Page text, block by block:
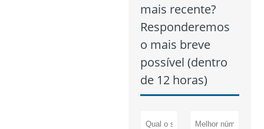
mais recente?
Responderemos
o mais breve
possível (dentro
de 12 horas)